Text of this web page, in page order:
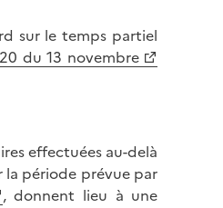
sur le temps partiel
du 13 novembre
effectuées au-delà
la période prévue par
, donnent lieu à une